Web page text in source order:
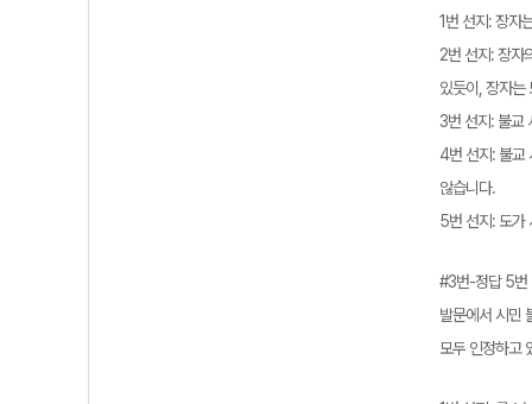
1번 선지: 장자
2번 선지: 장자
있듯이, 장자는
3번 선지: 불교
4번 선지: 불교
않습니다.
5번 선지: 도가
#3번-정답 5번
발문에서 시민
모두 인정하고